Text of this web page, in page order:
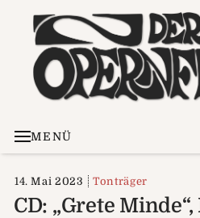
MENÜ
14. Mai 2023 Tonträger
CD: „Grete